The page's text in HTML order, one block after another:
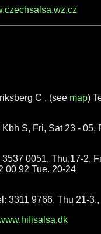
C , (see map)
Kbh S, Fri, Sat 23 - 05,
0051, Thu.17-2,
00 92 Tue. 20-24
3311 9766, Thu 21-